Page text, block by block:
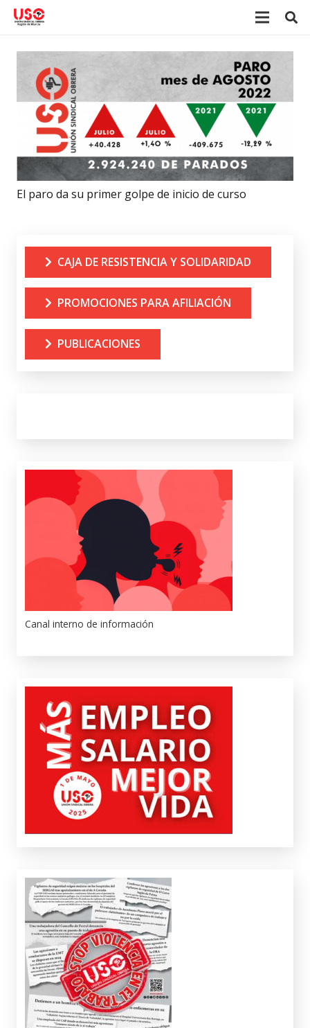
El paro da su primer golpe de inicio de curso
CAJA DE RESISTENCIA Y SOLIDARIDAD
PROMOCIONES PARA AFILIACIÓN
PUBLICACIONES
Canal interno de información